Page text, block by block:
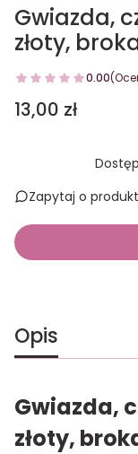
Gwiazda,
złoty,
0.00
Cena
13,00 zł
Zapytaj o produkt
Opis
Gwiazda,
złoty,